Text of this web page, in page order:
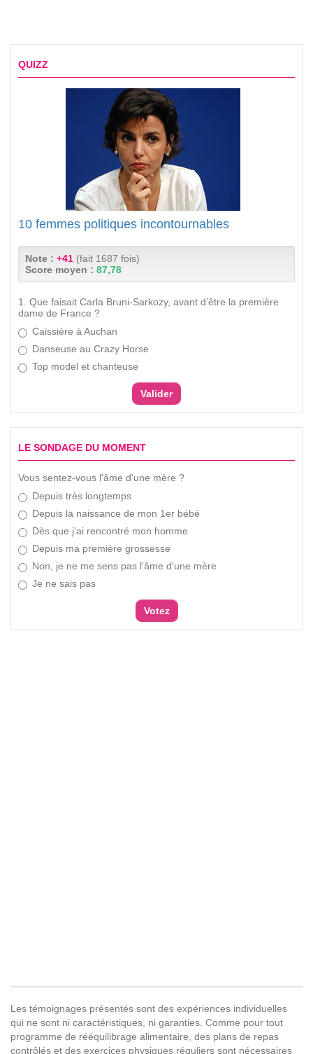
QUIZZ
10 femmes politiques incontournables
Note : +41 (fait 1687 fois)
Score moyen : 87,78
1. Que faisait Carla Bruni-Sarkozy, avant d’être la première
dame de France ?
Caissière à Auchan
Danseuse au Crazy Horse
Top model et chanteuse
LE SONDAGE DU MOMENT
Vous sentez-vous l'âme d'une mère ?
Depuis très longtemps
Depuis la naissance de mon 1er bébé
Dès que j'ai rencontré mon homme
Depuis ma première grossesse
Non, je ne me sens pas l'âme d'une mère
Je ne sais pas
Les témoignages présentés sont des expériences individuelles
qui ne sont ni caractéristiques, ni garanties. Comme pour tout
programme de rééquilibrage alimentaire, des plans de repas
contrôlés et des exercices physiques réguliers sont nécessaires